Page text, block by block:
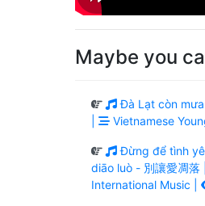
Maybe you
Đà Lạt còn
Vietnamese
Đừng để tình
diāo luò - 別讓愛凋落 |
International Music |